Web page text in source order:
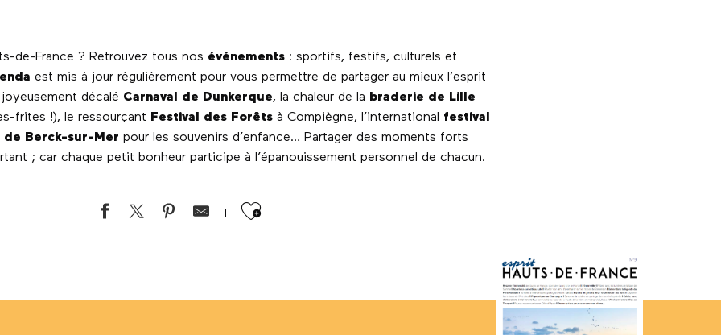
de-France ? Retrouvez tous nos événements : sportifs, festifs, culturels et
est mis à jour régulièrement pour vous permettre de partager au mieux l’esprit
décalé Carnaval de Dunkerque, la chaleur de la braderie de Lille
frites !), le ressourçant Festival des Forêts à Compiègne, l’international festival
Berck-sur-Mer pour les souvenirs d’enfance… Partager des moments forts
; car chaque petit bonheur participe à l’épanouissement personnel de chacun.
Ajouter aux favoris